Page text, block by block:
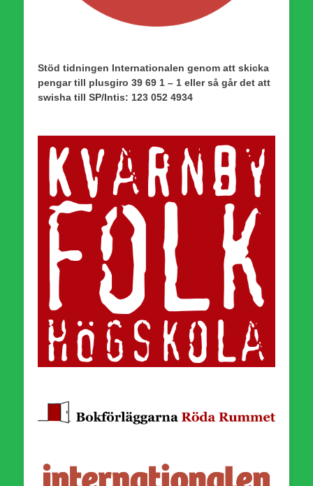
Stöd tidningen Internationalen genom att skicka
pengar till plusgiro 39 69 1 – 1 eller så går det att
swisha till SP/Intis: 123 052 4934